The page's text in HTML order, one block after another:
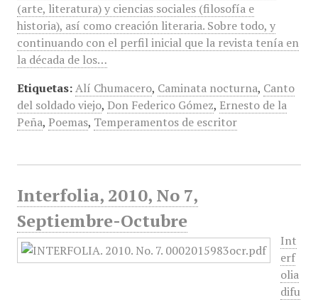
(arte, literatura) y ciencias sociales (filosofía e
historia), así como creación literaria. Sobre todo, y
continuando con el perfil inicial que la revista tenía en
la década de los…
Etiquetas: Alí Chumacero, Caminata nocturna, Canto
del soldado viejo, Don Federico Gómez, Ernesto de la
Peña, Poemas, Temperamentos de escritor
Interfolia, 2010, No 7,
Septiembre-Octubre
Int
erf
olia
difu